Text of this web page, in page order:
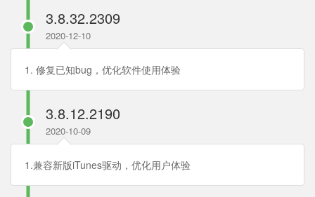
3.8.32.2309
2020-12-10
1. 修复已知bug，优化软件使用体验
3.8.12.2190
2020-10-09
1.兼容新版iTunes驱动，优化用户体验